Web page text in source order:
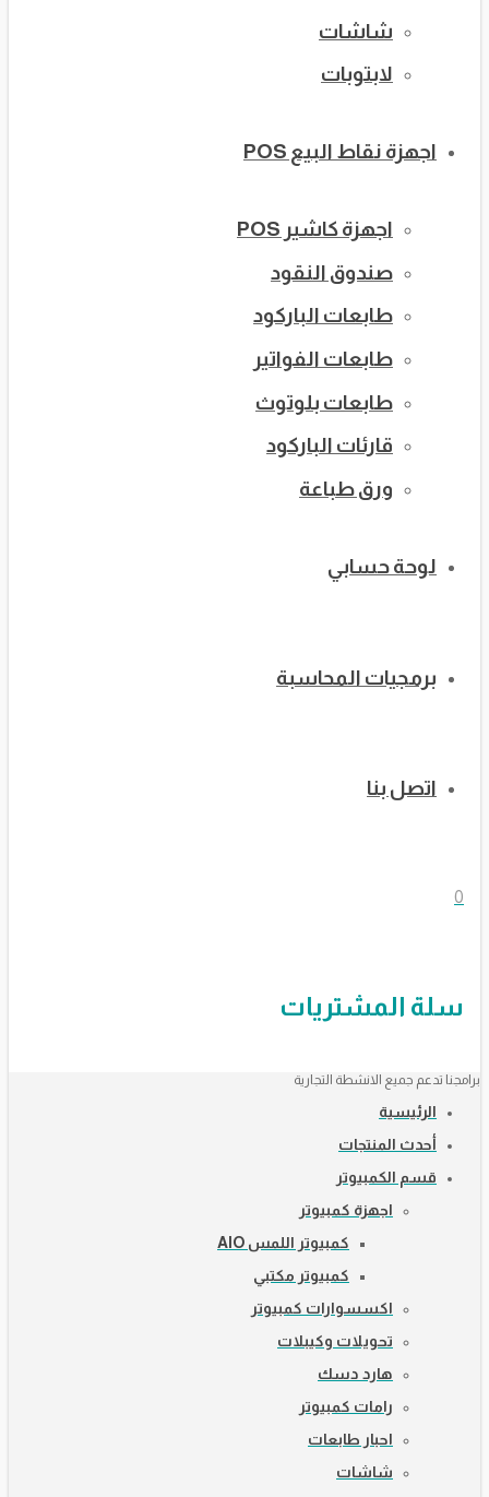
شاشات
لابتوبات
اجهزة نقاط البيع POS
اجهزة كاشير POS
صندوق النقود
طابعات الباركود
طابعات الفواتير
طابعات بلوتوث
قارئات الباركود
ورق طباعة
لوحة حسابي
برمجيات المحاسبة
اتصل بنا
0
سلة المشتريات
برامجنا تدعم جميع الانشطة التجارية
الرئيسية
أحدث المنتجات
قسم الكمبيوتر
اجهزة كمبيوتر
كمبيوتر اللمس AIO
كمبيوتر مكتبي
اكسسوارات كمبيوتر
تحويلات وكيبلات
هارد دسك
رامات كمبيوتر
احبار طابعات
شاشات